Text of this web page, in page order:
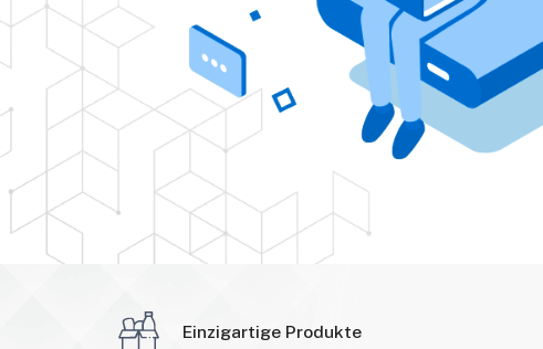
Einzigartige Produkte